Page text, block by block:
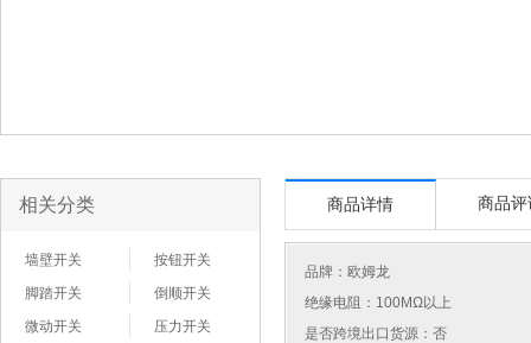
相关分类
墙壁开关
按钮开关
脚踏开关
倒顺开关
微动开关
压力开关
商品详情 商品评
品牌： 欧姆龙
绝缘电阻：100MΩ以上
是否跨境出口货源：否